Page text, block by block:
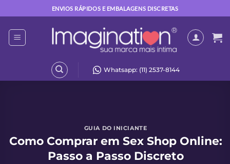
to
content
ENVIOS RÁPIDOS E EMBALAGENS DISCRETAS
Whatsapp: (11) 2537-8144
GUIA DO INICIANTE
Como Comprar em Sex Shop Online:
Passo a Passo Discreto